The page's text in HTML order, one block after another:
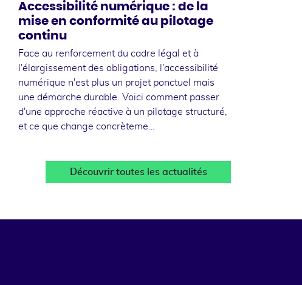
Accessibilité numérique : de la
mise en conformité au pilotage
continu
Face au renforcement du cadre légal et à
l'élargissement des obligations, l'accessibilité
numérique n'est plus un projet ponctuel mais
une démarche durable. Voici comment passer
d'une approche réactive à un pilotage structuré,
et ce que change concrèteme…
Découvrir toutes les actualités